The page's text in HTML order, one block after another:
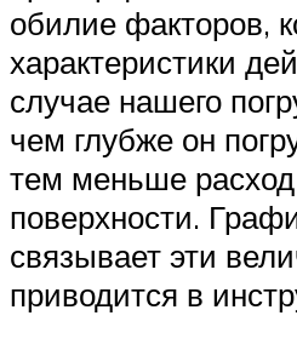
обилие факторов,
характеристики
случае нашего
чем глубже он
тем меньше
поверхности.
связывает эти
приводится в